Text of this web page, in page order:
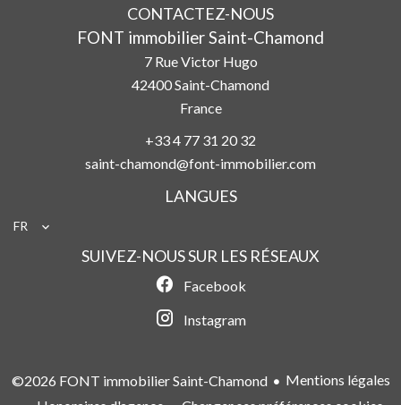
CONTACTEZ-NOUS
FONT immobilier Saint-Chamond
7 Rue Victor Hugo
42400Saint-Chamond
France
+33 4 77 31 20 32
saint-chamond@font-immobilier.com
LANGUES
FR
SUIVEZ-NOUS SUR LES RÉSEAUX
Facebook
Instagram
©2026 FONT immobilier Saint-Chamond
Mentions légales